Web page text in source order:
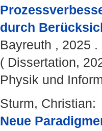
durch
Bayreuth , 2025
( Dissertation,
Physik und
Sturm, Christian:
Neue